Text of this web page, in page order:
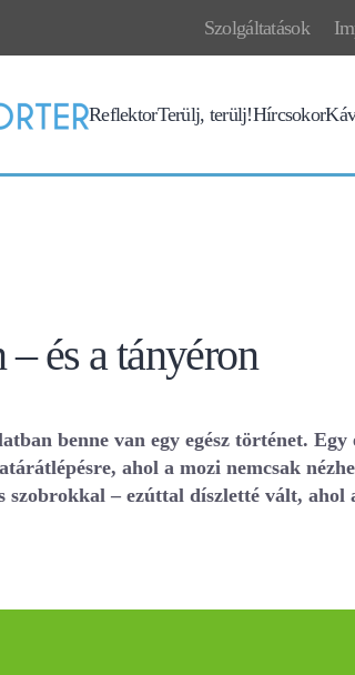
Szolgáltatások
ReflektorTerülj, terülj!Hírcsokor
és a tányéron
benne van egy egész történet.
ahol a mozi nemcsak
szobrokkal – ezúttal díszletté vált,